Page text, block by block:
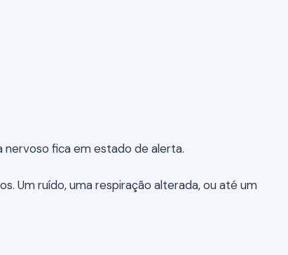
nervoso fica em estado de alerta.
Um ruído, uma respiração alterada, ou até um